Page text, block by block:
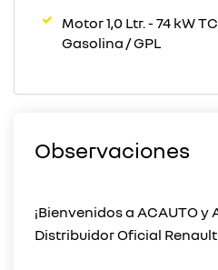
Motor 1,0 Ltr. - 74 kW
Gasolina / GPL
Observaciones
¡Bienvenidos a ACAUTO y
Distribuidor Oficial